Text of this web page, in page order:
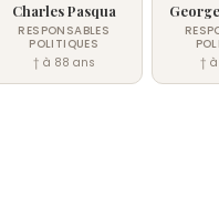
Charles Pasqua
RESPONSABLES
POLITIQUES
† à 88 ans
†